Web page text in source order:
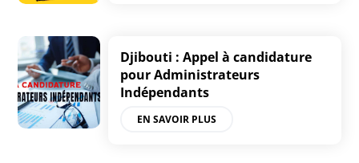
Djibouti : Appel à candidature
pour Administrateurs
Indépendants
EN SAVOIR PLUS